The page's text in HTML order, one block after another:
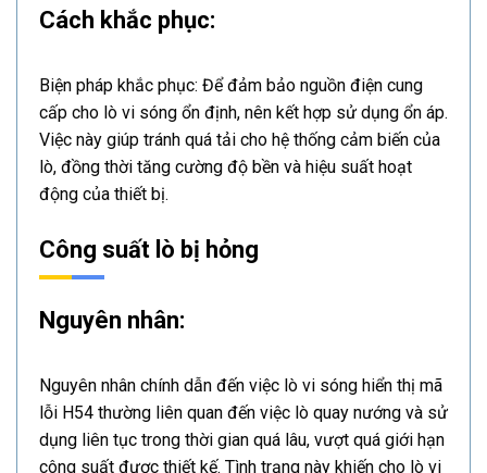
Cách khắc phục:
Biện pháp khắc phục: Để đảm bảo nguồn điện cung
cấp cho lò vi sóng ổn định, nên kết hợp sử dụng ổn áp.
Việc này giúp tránh quá tải cho hệ thống cảm biến của
lò, đồng thời tăng cường độ bền và hiệu suất hoạt
động của thiết bị.
Công suất lò bị hỏng
Nguyên nhân:
Nguyên nhân chính dẫn đến việc lò vi sóng hiển thị mã
lỗi H54 thường liên quan đến việc lò quay nướng và sử
dụng liên tục trong thời gian quá lâu, vượt quá giới hạn
công suất được thiết kế. Tình trạng này khiến cho lò vi